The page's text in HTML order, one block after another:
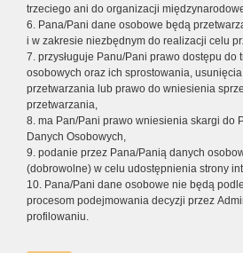
trzeciego ani do organizacji
6. Pana/Pani dane osobowe będą
i w zakresie niezbędnym do realizacji celu
7. przysługuje Panu/Pani prawo dostępu do
osobowych oraz ich sprostowania,
przetwarzania lub prawo do wniesienia
przetwarzania,
8. ma Pan/Pani prawo wniesienia skargi do
Danych Osobowych,
9. podanie przez Pana/Panią danych
(dobrowolne) w celu udostępnienia strony
10. Pana/Pani dane osobowe nie będą
procesom podejmowania decyzji przez
profilowaniu.